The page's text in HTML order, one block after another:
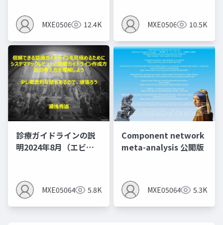
MXE05064 12.4K MXE05064 10.5K
診療ガイドラインの説
明2024年8月（エビデ
とMindsの間違いあ
り）
MXE05064 5.8K
Component network
meta-analysis 公開版
MXE05064 5.3K